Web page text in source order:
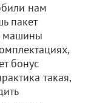
нам
пакет
машины
бонус
такая,